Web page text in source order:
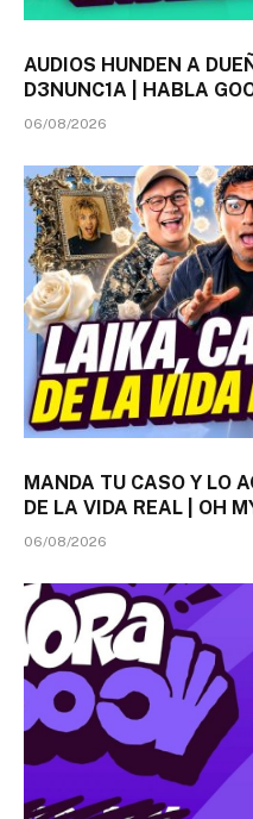
AUDIOS HUNDEN A
D3NUNC1A | HABLA
06/08/2026
MANDA TU CASO Y LO
DE LA VIDA REAL | OH
06/08/2026